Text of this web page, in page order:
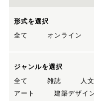
形式を選択
全て
オンライン
ジャンルを選択
全て
雑誌 人文
アート
建築デザイ